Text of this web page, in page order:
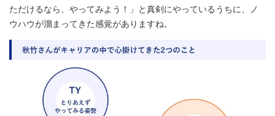
ただけるなら、やってみよう！」と真剣にやっているうちに、ノ
ウハウが溜まってきた感覚がありますね。